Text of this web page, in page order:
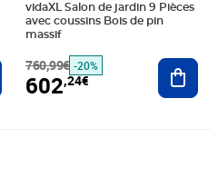
au panier
vidaXL Salon de jardin 9 Pièces
avec coussins Bois de pin
massif
760,99€ -20%
602,24€